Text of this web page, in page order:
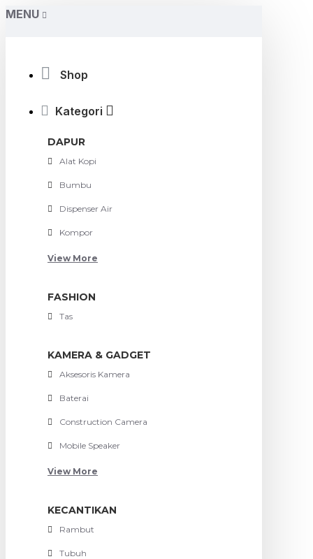
MENU
Shop
Kategori
DAPUR
Alat Kopi
Bumbu
Dispenser Air
Kompor
View More
FASHION
Tas
KAMERA & GADGET
Aksesoris Kamera
Baterai
Construction Camera
Mobile Speaker
View More
KECANTIKAN
Rambut
Tubuh